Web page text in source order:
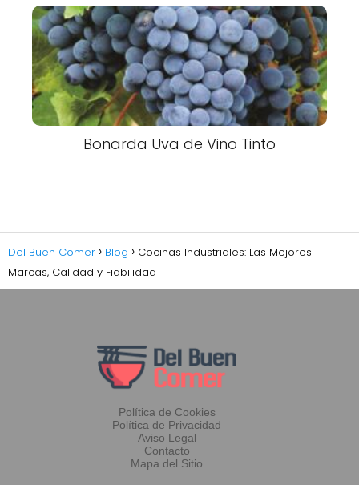
Bonarda Uva de Vino Tinto
Del Buen Comer Blog
Cocinas Industriales: Las Mejores
Marcas, Calidad y Fiabilidad
Política de Cookies
Política de Privacidad
Aviso Legal
Contacto
Mapa del Sitio